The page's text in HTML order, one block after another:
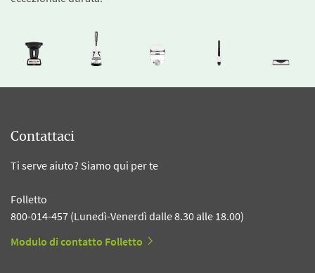
Contattaci
Ti serve aiuto? Siamo qui per te
Folletto
800-014-457 (Lunedì-Venerdì dalle 8.30 alle 18.00)
Modulo di contatto Folletto